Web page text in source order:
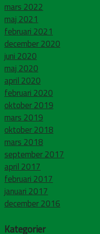
mars 2022
maj 2021
februari 2021
december 2020
juni 2020
maj 2020
april 2020
februari 2020
oktober 2019
mars 2019
oktober 2018
mars 2018
september 2017
april 2017
februari 2017
januari 2017
december 2016
Kategorier